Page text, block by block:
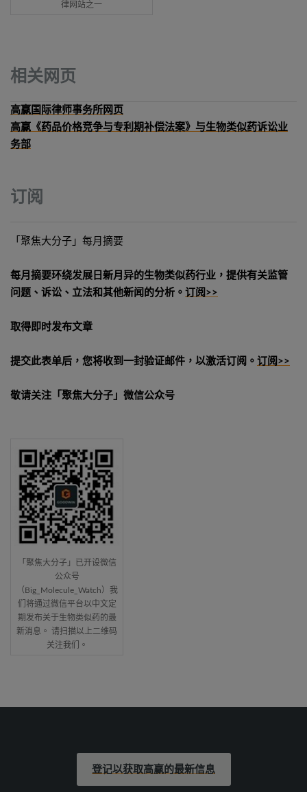
律网站之一
相关网页
高赢国际律师事务所网页
高赢《药品价格竞争与专利期补偿法案》与生物类似药诉讼业
务部
订阅
「聚焦大分子」每月摘要
每月摘要环绕发展日新月异的生物类似药行业，提供有关监管
问题、诉讼、立法和其他新闻的分析。 订阅>>
取得即时发布文章
提交此表单后，您将收到一封验证邮件，以激活订阅。 订阅>>
敬请关注「聚焦大分子」微信公众号
「聚焦大分子」已开设微信
公众号
（Big_Molecule_Watch）我
们将通过微信平台以中文定
期发布关于生物类似药的最
新消息。 请扫描以上二维码
关注我们。
登记以获取高赢的最新信息